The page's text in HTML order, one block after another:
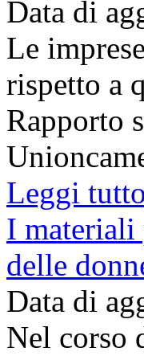
Data di
Le
rispetto a
Rapporto
Leggi tutto
I materiali
delle
Data di
Nel corso